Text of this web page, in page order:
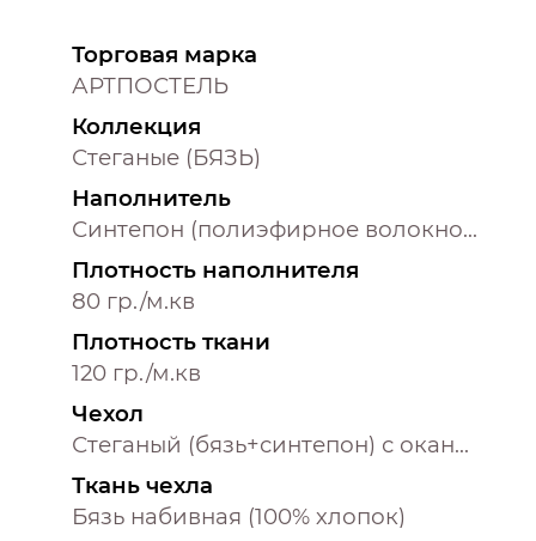
Торговая марка
АРТПОСТЕЛЬ
Коллекция
Стеганые (БЯЗЬ)
Наполнитель
Синтепон (полиэфирное волокно 100%)
Плотность наполнителя
80 гр./м.кв
Плотность ткани
120 гр./м.кв
Чехол
Стеганый (бязь+синтепон) с окантовкой
Ткань чехла
Бязь набивная (100% хлопок)